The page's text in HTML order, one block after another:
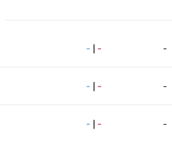
- | - -
- | - -
- | - -